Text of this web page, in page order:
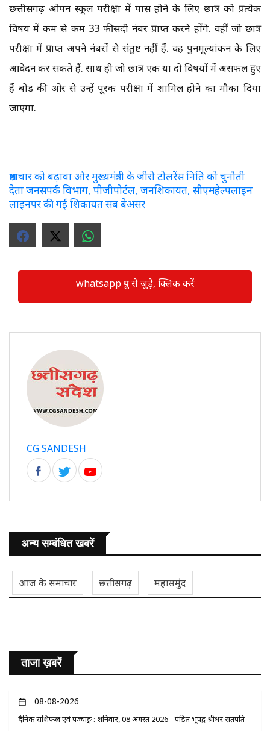
छत्तीसगढ़ ओपन स्कूल परीक्षा में पास होने के लिए छात्र को प्रत्येक
विषय में कम से कम 33 फीसदी नंबर प्राप्त करने होंगे. वहीं जो छात्र
परीक्षा में प्राप्त अपने नंबरों से संतुष्ट नहीं हैं. वह पुनर्मूल्यांकन के लिए
आवेदन कर सकते हैं. साथ ही जो छात्र एक या दो विषयों में असफल हुए
हैं बोर्ड की ओर से उन्हें पूरक परीक्षा में शामिल होने का मौका दिया
जाएगा.
भ्रष्टाचार को बढ़ावा और मुख्यमंत्री के जीरो टोलरेंस निति को चुनौती
देता जनसंपर्क विभाग, पीजीपोर्टल, जनशिकायत, सीएमहेल्पलाइन
लाइनपर की गई शिकायत सब बेअसर
whatsapp ग्रुप से जुड़े, क्लिक करें
CG SANDESH
अन्य सम्बंधित खबरें
आज के समाचार छत्तीसगढ़ महासमुंद
ताजा ख़बरें
08-08-2026
दैनिक राशिफल एवं पञ्चाङ्ग : शनिवार, 08 अगस्त 2026 - पंडित भूपेंद्र श्रीधर सतपति